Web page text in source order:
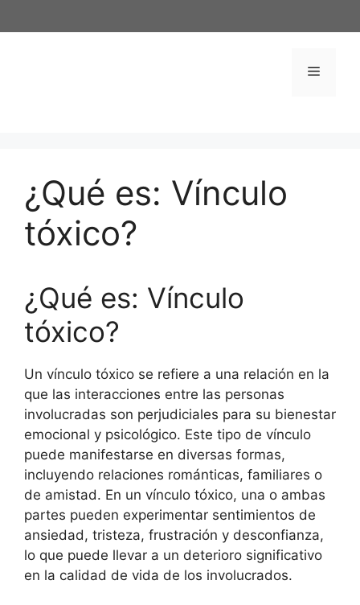
al
Menú
¿Qué es: Vínculo
tóxico?
¿Qué es: Vínculo
tóxico?
Un vínculo tóxico se refiere a una relación en la
que las interacciones entre las personas
involucradas son perjudiciales para su bienestar
emocional y psicológico. Este tipo de vínculo
puede manifestarse en diversas formas,
incluyendo relaciones románticas, familiares o
de amistad. En un vínculo tóxico, una o ambas
partes pueden experimentar sentimientos de
ansiedad, tristeza, frustración y desconfianza,
lo que puede llevar a un deterioro significativo
en la calidad de vida de los involucrados.